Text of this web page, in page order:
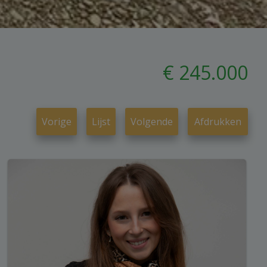
€ 245.000
Vorige Lijst Volgende Afdrukken